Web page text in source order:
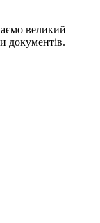
великий
документів.